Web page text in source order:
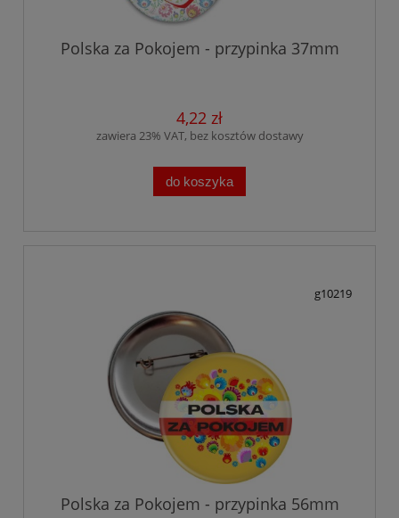
Polska za Pokojem - przypinka 37mm
4,22 zł
zawiera 23% VAT, bez kosztów dostawy
do koszyka
g10219
Polska za Pokojem - przypinka 56mm